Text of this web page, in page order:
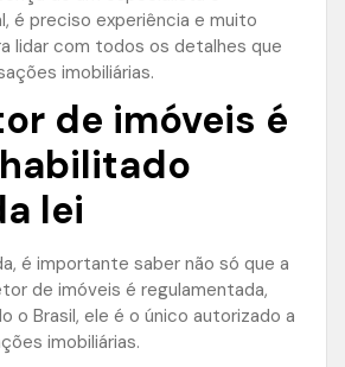
é preciso experiência e muito
lidar com todos os detalhes que
imobiliárias.
de imóveis é
lei
é importante saber não só que a
de imóveis é regulamentada,
o Brasil, ele é o único autorizado a
imobiliárias.